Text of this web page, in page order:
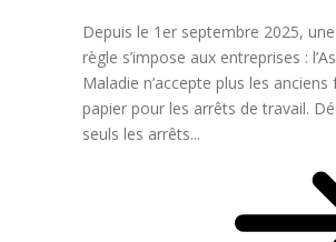
Depuis le 1er septembre 2025,
règle s’impose aux entreprises :
Maladie n’accepte plus les
papier pour les arrêts de travail.
seuls les arrêts...